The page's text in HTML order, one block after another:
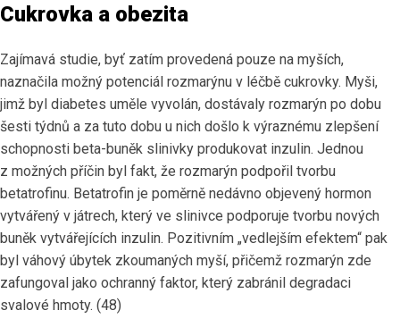
Cukrovka a obezita
Zajímavá studie, byť zatím provedená pouze na myších,
naznačila možný potenciál rozmarýnu v léčbě cukrovky. Myši,
jimž byl diabetes uměle vyvolán, dostávaly rozmarýn po dobu
šesti týdnů a za tuto dobu u nich došlo k výraznému zlepšení
schopnosti beta-buněk slinivky produkovat inzulin. Jednou
z možných příčin byl fakt, že rozmarýn podpořil tvorbu
betatrofinu. Betatrofin je poměrně nedávno objevený hormon
vytvářený v játrech, který ve slinivce podporuje tvorbu nových
buněk vytvářejících inzulin. Pozitivním „vedlejším efektem“ pak
byl váhový úbytek zkoumaných myší, přičemž rozmarýn zde
zafungoval jako ochranný faktor, který zabránil degradaci
svalové hmoty. (48)